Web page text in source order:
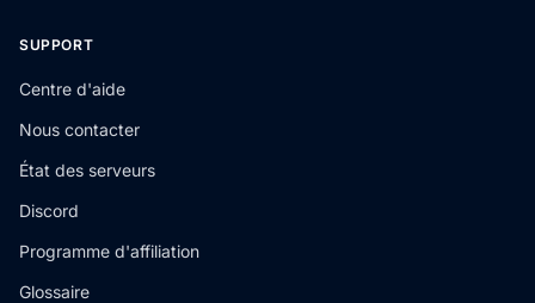
SUPPORT
Centre d'aide
Nous contacter
État des serveurs
Discord
Programme d'affiliation
Glossaire